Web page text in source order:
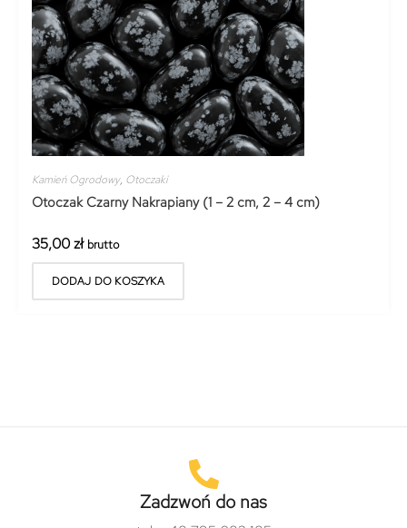
Kamień Ogrodowy, Otoczaki
Otoczak Czarny Nakrapiany (1 – 2 cm, 2 – 4 cm)
35,00zł brutto
DODAJ DO KOSZYKA
Zadzwoń do nas